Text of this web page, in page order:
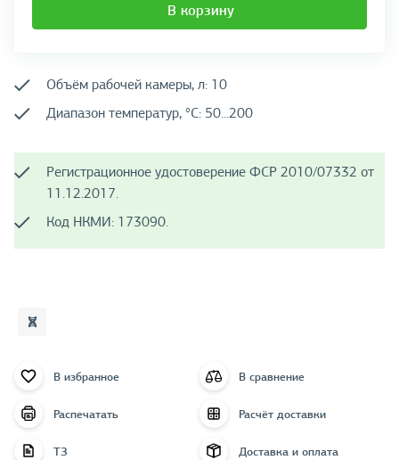
В корзину
Объём рабочей камеры, л: 10
Диапазон температур, °C: 50...200
Регистрационное удостоверение ФСР 2010/07332 от
11.12.2017.
Код НКМИ: 173090.
В избранное В сравнение
Распечатать Расчёт доставки
ТЗ Доставка и оплата